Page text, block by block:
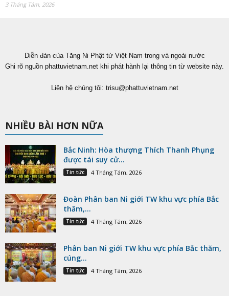
3 Tháng Tám, 2026
Diễn đàn của Tăng Ni Phật tử Việt Nam trong và ngoài nước
Ghi rõ nguồn phattuvietnam.net khi phát hành lại thông tin từ website này.
Liên hệ chúng tôi: trisu@phattuvietnam.net
NHIỀU BÀI HƠN NỮA
Bắc Ninh: Hòa thượng Thích Thanh Phụng
được tái suy cử...
Tin tức 4 Tháng Tám, 2026
Đoàn Phân ban Ni giới TW khu vực phía Bắc
thăm,...
Tin tức 4 Tháng Tám, 2026
Phân ban Ni giới TW khu vực phía Bắc thăm,
cúng...
Tin tức 4 Tháng Tám, 2026